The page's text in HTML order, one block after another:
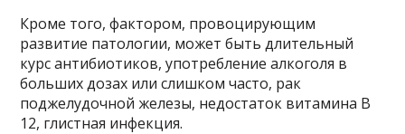
Кроме того, фактором, провоцирующим
развитие патологии, может быть длительный
курс антибиотиков, употребление алкоголя в
больших дозах или слишком часто, рак
поджелудочной железы, недостаток витамина B
12, глистная инфекция.